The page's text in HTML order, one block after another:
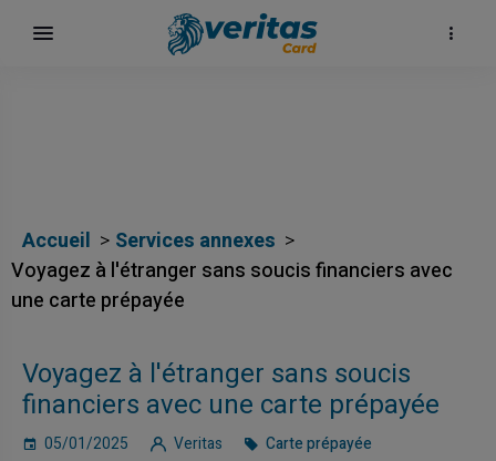
Accueil
Services annexes
Voyagez à l'étranger sans soucis financiers avec
une carte prépayée
Voyagez à l'étranger sans soucis
financiers avec une carte prépayée
05/01/2025 Veritas Carte prépayée